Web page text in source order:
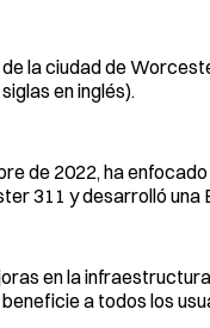
la ciudad de
en inglés).
de 2022, ha
311 y desarrolló una
en la
a todos los